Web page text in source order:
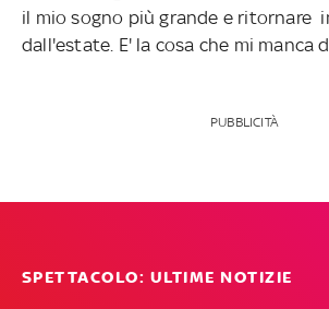
il mio sogno più grande e ritornare
dall'estate. E' la cosa che mi manca
PUBBLICITÀ
SPETTACOLO: ULTIME NOTIZIE